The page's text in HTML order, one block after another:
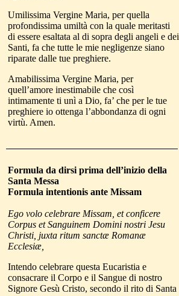
Umilissima Vergine Maria, per quella
profondissima umiltà con la quale meritasti
di essere esaltata al di sopra degli angeli e dei
Santi, fa che tutte le mie negligenze siano
riparate dalle tue preghiere.
Amabilissima Vergine Maria, per
quell’amore inestimabile che così
intimamente ti unì a Dio, fa’ che per le tue
preghiere io ottenga l’abbondanza di ogni
virtù. Amen.
Formula da dirsi prima dell’inizio della
Santa Messa
Formula intentionis ante Missam
Ego volo celebrare Missam, et conficere
Corpus et Sanguinem Domini nostri Jesu
Christi, juxta ritum sanctæ Romanæ
Ecclesiæ,
Intendo celebrare questa Eucaristia e
consacrare il Corpo e il Sangue di nostro
Signore Gesù Cristo, secondo il rito di Santa